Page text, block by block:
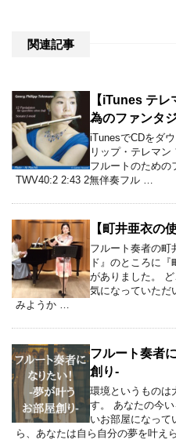
関連記事
【iTunes テ
為のファンタ
iTunesでCDをダ
リップ・テレマ
フルートのための
TWV40:2 2:43 2無伴奏フル …
【町井亜衣の
フルート奏者の町
ド』のところに
がありました。
気になっていただ
みようか …
フルート奏者
創り-
環境というものは
す。 あなたの今
いお部屋になって
ら、あなたは自ら自分の夢を叶え